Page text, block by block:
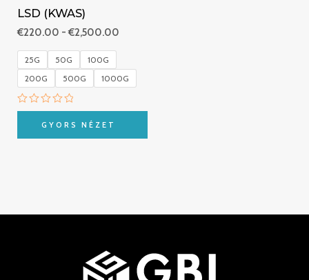
LSD (KWAS)
€220.00 - €2,500.00
25G 50G
100G
200G
500G 1000G
Értékelés:
5
GYORS NÉZET